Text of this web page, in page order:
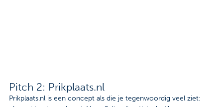
Pitch 2: Prikplaats.nl
Prikplaats.nl is een concept als die je tegenwoordig veel ziet: